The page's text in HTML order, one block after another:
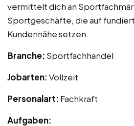
vermittelt dich an
Sportgeschäfte, die auf
Kundennähe setzen.
Branche: Sportfachhandel
Jobarten:Vollzeit
Personalart: Fachkraft
Aufgaben: